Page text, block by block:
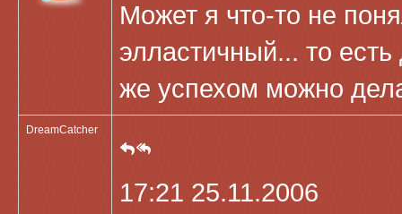
Может я что-то не
элластичный... то
же успехом можно
DreamCatcher
17:21 25.11.2006